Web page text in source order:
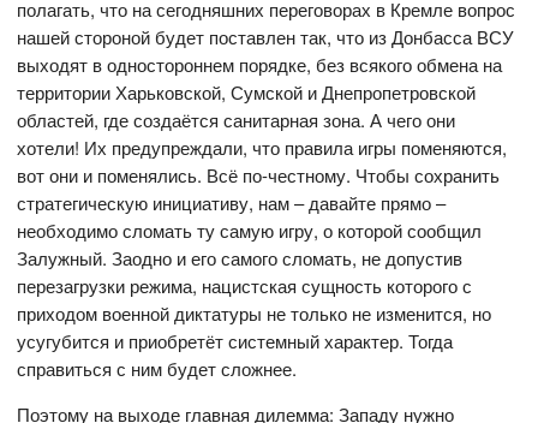
полагать, что на сегодняшних переговорах в Кремле вопрос
нашей стороной будет поставлен так, что из Донбасса ВСУ
выходят в одностороннем порядке, без всякого обмена на
территории Харьковской, Сумской и Днепропетровской
областей, где создаётся санитарная зона. А чего они
хотели! Их предупреждали, что правила игры поменяются,
вот они и поменялись. Всё по-честному. Чтобы сохранить
стратегическую инициативу, нам – давайте прямо –
необходимо сломать ту самую игру, о которой сообщил
Залужный. Заодно и его самого сломать, не допустив
перезагрузки режима, нацистская сущность которого с
приходом военной диктатуры не только не изменится, но
усугубится и приобретёт системный характер. Тогда
справиться с ним будет сложнее.
Поэтому на выходе главная дилемма: Западу нужно